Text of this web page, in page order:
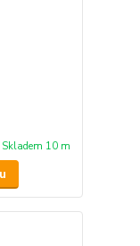
Skladem 10 m